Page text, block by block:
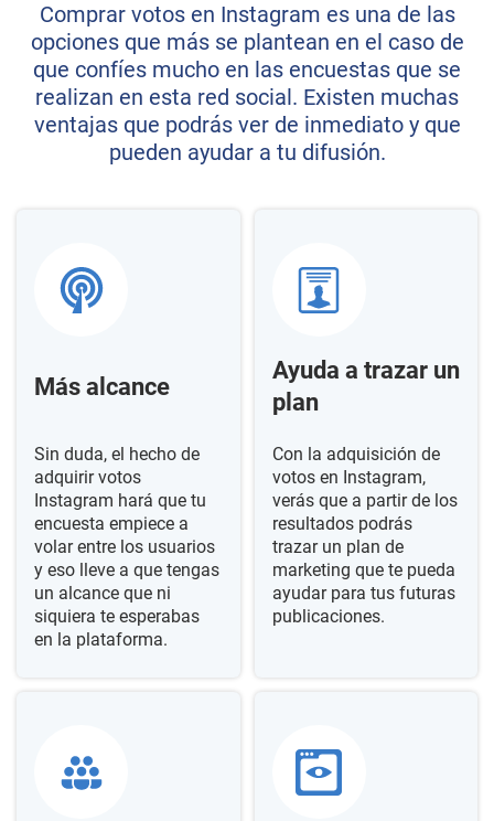
Comprar votos en Instagram es una de las
opciones que más se plantean en el caso de
que confíes mucho en las encuestas que se
realizan en esta red social. Existen muchas
ventajas que podrás ver de inmediato y que
pueden ayudar a tu difusión.
Más alcance
Sin duda, el hecho de
adquirir votos
Instagram hará que tu
encuesta empiece a
volar entre los usuarios
y eso lleve a que tengas
un alcance que ni
siquiera te esperabas
en la plataforma.
Ayuda a trazar un
plan
Con la adquisición de
votos en Instagram,
verás que a partir de los
resultados podrás
trazar un plan de
marketing que te pueda
ayudar para tus futuras
publicaciones.